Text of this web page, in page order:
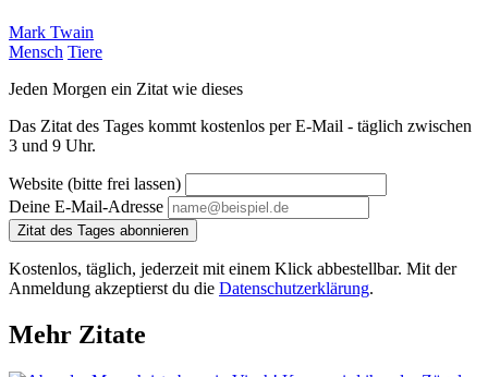
Mark Twain
Mensch Tiere
Jeden Morgen ein Zitat wie dieses
Das Zitat des Tages kommt kostenlos per E-Mail - täglich zwischen
3 und 9 Uhr.
Website (bitte frei lassen)
Deine E-Mail-Adresse
Zitat des Tages abonnieren
Kostenlos, täglich, jederzeit mit einem Klick abbestellbar. Mit der
Anmeldung akzeptierst du die Datenschutzerklärung.
Mehr Zitate